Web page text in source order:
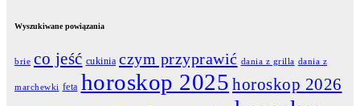
Wyszukiwane powiązania
brie co jeść cukinia czym przyprawić dania z grilla dania z
marchewki feta horoskop 2025 horoskop 2026